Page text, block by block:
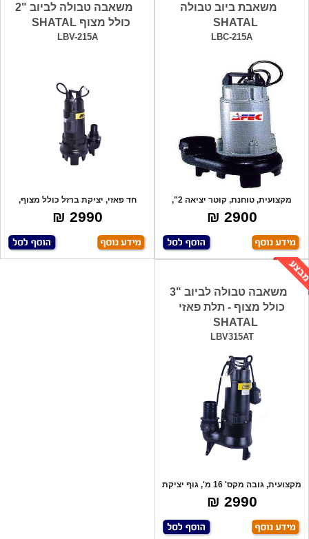
משאבת ביוב טבולה
SHATAL
LBC-215A
מקצועית, טוחנת, קוטר יציאה 2",
הספק - 70
2900 ₪
משאבה טבולה לביוב "2
כולל מצוף SHATAL
LBV-215A
חד פאזי, יציקת ברזל כולל מצוף,
משאבה מקצ
2990 ₪
משאבה טבולה לביוב "3
כולל מצוף - תלת פאזי
SHATAL
LBV315AT
מקצועית, גובה מקס' 16 מ', גוף יציקת
ברזל
2990 ₪